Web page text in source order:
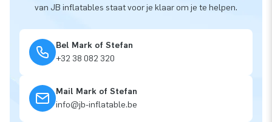
van JB inflatables staat voor je klaar om je te helpen.
Bel Mark of Stefan
+32 38 082 320
Mail Mark of Stefan
info@jb-inflatable.be